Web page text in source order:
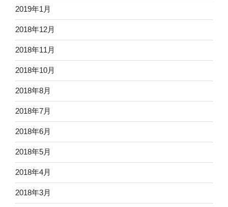
2019年1月
2018年12月
2018年11月
2018年10月
2018年8月
2018年7月
2018年6月
2018年5月
2018年4月
2018年3月